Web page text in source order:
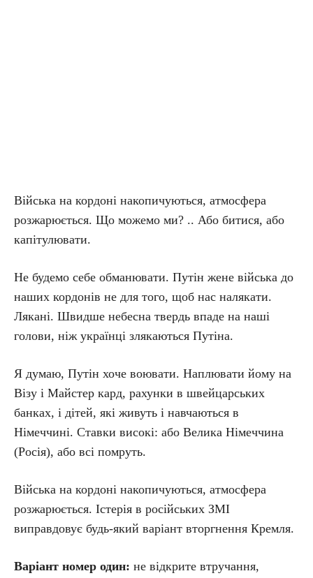
Війська на кордоні накопичуються, атмосфера
розжарюється. Що можемо ми? .. Або битися, або
капітулювати.
Не будемо себе обманювати. Путін жене війська до
наших кордонів не для того, щоб нас налякати.
Лякані. Швидше небесна твердь впаде на наші
голови, ніж українці злякаються Путіна.
Я думаю, Путін хоче воювати. Наплювати йому на
Візу і Майстер кард, рахунки в швейцарських
банках, і дітей, які живуть і навчаються в
Німеччині. Ставки високі: або Велика Німеччина
(Росія), або всі помруть.
Війська на кордоні накопичуються, атмосфера
розжарюється. Істерія в російських ЗМІ
виправдовує будь-який варіант вторгнення Кремля.
Варіант номер один: не відкрите втручання,